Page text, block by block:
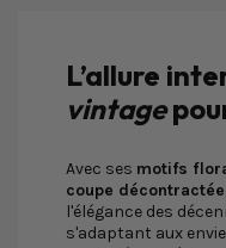
L’allure
vintage
Avec ses motifs
coupe décontractée
l'élégance des
s'adaptant aux